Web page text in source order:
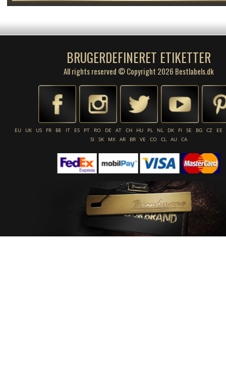
BRUGERDEFINERET ETIKETTER
All rights reserved © Copyright 2026 Bestlabels.dk
EU UK US FR BE IT ES PT RO DE AT CH HU PL NL DK FI SE BG CZ
EE
SI
SK MX AR BR VE CO CL AU CA